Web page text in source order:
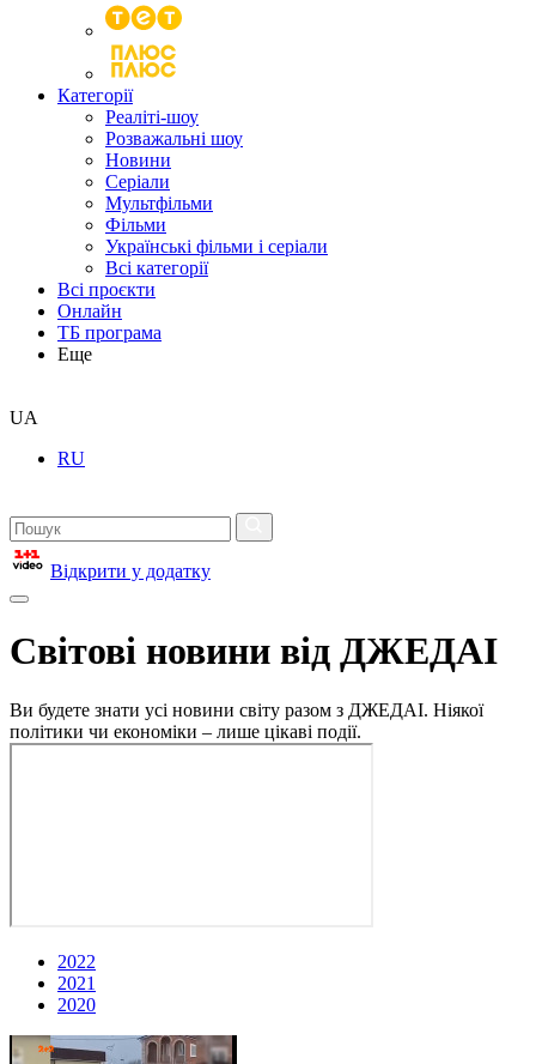
Категорії
Реаліті-шоу
Розважальні шоу
Новини
Серіали
Мультфільми
Фільми
Українські фільми і серіали
Всі категорії
Всі проєкти
Онлайн
ТБ програма
Еще
UA
RU
Відкрити у додатку
Світові новини від ДЖЕДАІ
Ви будете знати усі новини світу разом з ДЖЕДАІ. Ніякої
політики чи економіки – лише цікаві події.
2022
2021
2020